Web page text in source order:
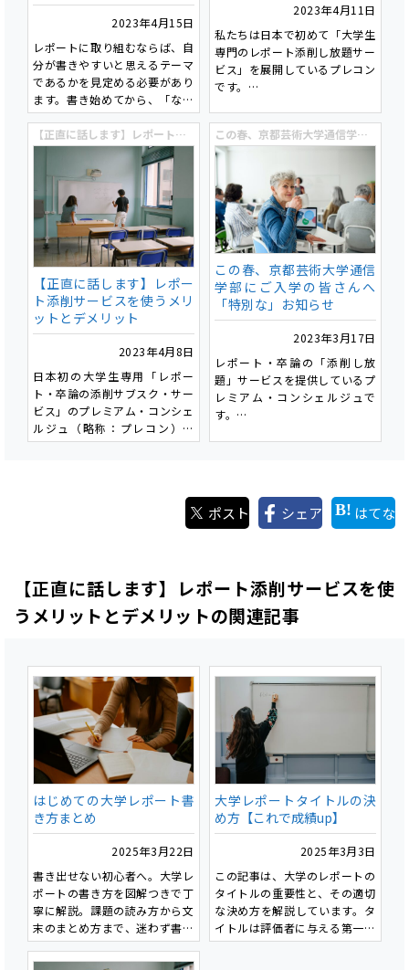
2023年4月15日
レポートに取り組むならば、自
分が書きやすいと思えるテーマ
であるかを見定める必要があり
ます。書き始めてから、「なん
でこのテーマにしちゃったん
だ」と後悔しないためにも、テ
ーマ決めは非常に重要です。
私たちが添削をさせて頂くお客
様にも最初の指導は「テーマ」
であることが多いです。
これは一度決めた「テーマ」で
書き始めると、「テーマ」がそ
の後の文章を決定づけてしま
い、取り返しがつかないためで
す。
では、書きやすいテーマとはど
的に幾つかのパターンを見てみ
ましょう。
2023年4月11日
私たちは日本で初めて「大学生
専門のレポート添削し放題サー
ビス」を展開しているプレコン
です。
今回は、私たちがどのように添
削を行い、お客さまがどのよう
にそれを活用頂けるのか、とい
うことを簡単にお伝えしたいと
思います。
そしてその中で、「なぜChat
GPTが使われだした今、レポー
ト添削サービスなのか？」とい
す。
【正直に話します】レポート添削サービスを使うメリット・デメリット
【正直に話します】レポー
ト添削サービスを使うメリ
ットとデメリット
2023年4月8日
日本初の大学生専用「レポー
ト・卒論の添削サブスク・サー
ビス」のプレミアム・コンシェ
ルジュ（略称：プレコン）で
す。
る私どもから、皆さんにレポー
ト添削サービスを利用するメリ
ットとデメリットを正直にお話
正直にお話するのでぜひ、最後
まで読んで見て下さい。
この春、京都芸術大学通信学部にご入学の皆さんへ「特別な」お知らせ
この春、京都芸術大学通信
学部にご入学の皆さんへ
「特別な」お知らせ
2023年3月17日
レポート・卒論の「添削し放
題」サービスを提供しているプ
レミアム・コンシェルジュで
す。
いることと思います。
「手のひら芸大」での学び、楽
京都芸術大学での学びの特徴
と、プレミアム・コンシェルジ
ュから特別なご提案がありま
用いただける特別な特典のお知
らせもあります。
ぜひ最後まで読んでください。
ポスト シェア はてな
【正直に話します】レポート添削サービスを使
うメリットとデメリットの関連記事
はじめての大学レポート書
き方まとめ
2025年3月22日
書き出せない初心者へ。大学レ
ポートの書き方を図解つきで丁
寧に解説。課題の読み方から文
末のまとめ方まで、迷わず書け
る入門記事です。
大学レポートタイトルの決
め方【これで成績up】
2025年3月3日
この記事は、大学のレポートの
タイトルの重要性と、その適切
な決め方を解説しています。タ
イトルは評価者に与える第一印
象を決定し、適切なものを設定